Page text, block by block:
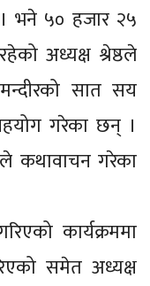
भने ५० हजार २५
अध्यक्ष श्रेष्ठले
सात सय
गरेका छन् ।
कथावाचन गरेका
कार्यक्रममा
समेत अध्यक्ष